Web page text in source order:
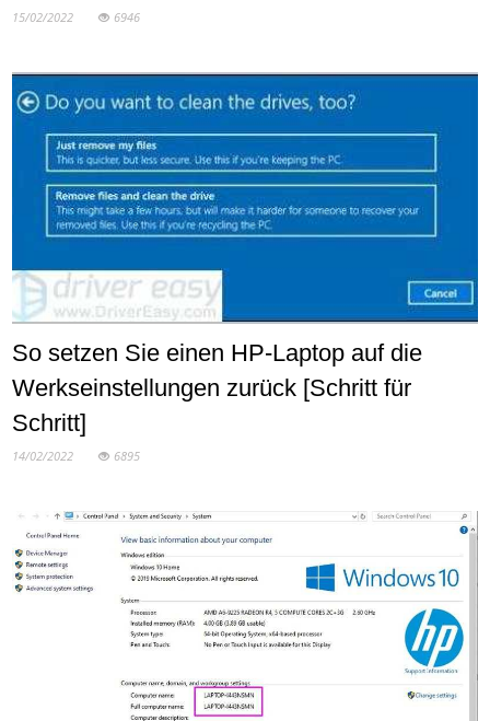
15/02/2022 6946
So setzen Sie einen HP-Laptop auf die
Werkseinstellungen zurück [Schritt für
Schritt]
14/02/2022 6895